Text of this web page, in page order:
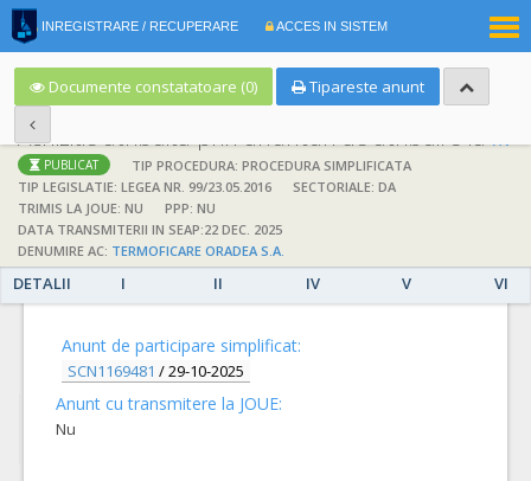
INREGISTRARE / RECUPERARE ACCES IN SISTEM
Documente constatatoare (0) Tipareste anunt
; Achizitie atribuita prin anunturi de atribuire la anuntul simplificat
PUBLICAT
TIP PROCEDURA: PROCEDURA SIMPLIFICATA
TIP LEGISLATIE: LEGEA NR. 99/23.05.2016
SECTORIALE: DA
TRIMIS LA JOUE: NU
PPP: NU
DATA TRANSMITERII IN SEAP:22 DEC. 2025
DENUMIRE AC: TERMOFICARE ORADEA S.A.
DETALII I II IV V VI
DETALII
Anunt de participare simplificat:
SCN1169481 /29-10-2025
Anunt cu transmitere la JOUE:
Nu